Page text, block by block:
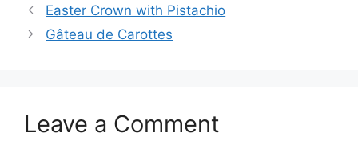
Easter Crown with Pistachio
Gâteau de Carottes
Leave a Comment